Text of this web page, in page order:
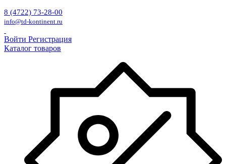
8 (4722) 73-28-00
info@td-kontinent.ru
Войти Регистрация
Каталог товаров